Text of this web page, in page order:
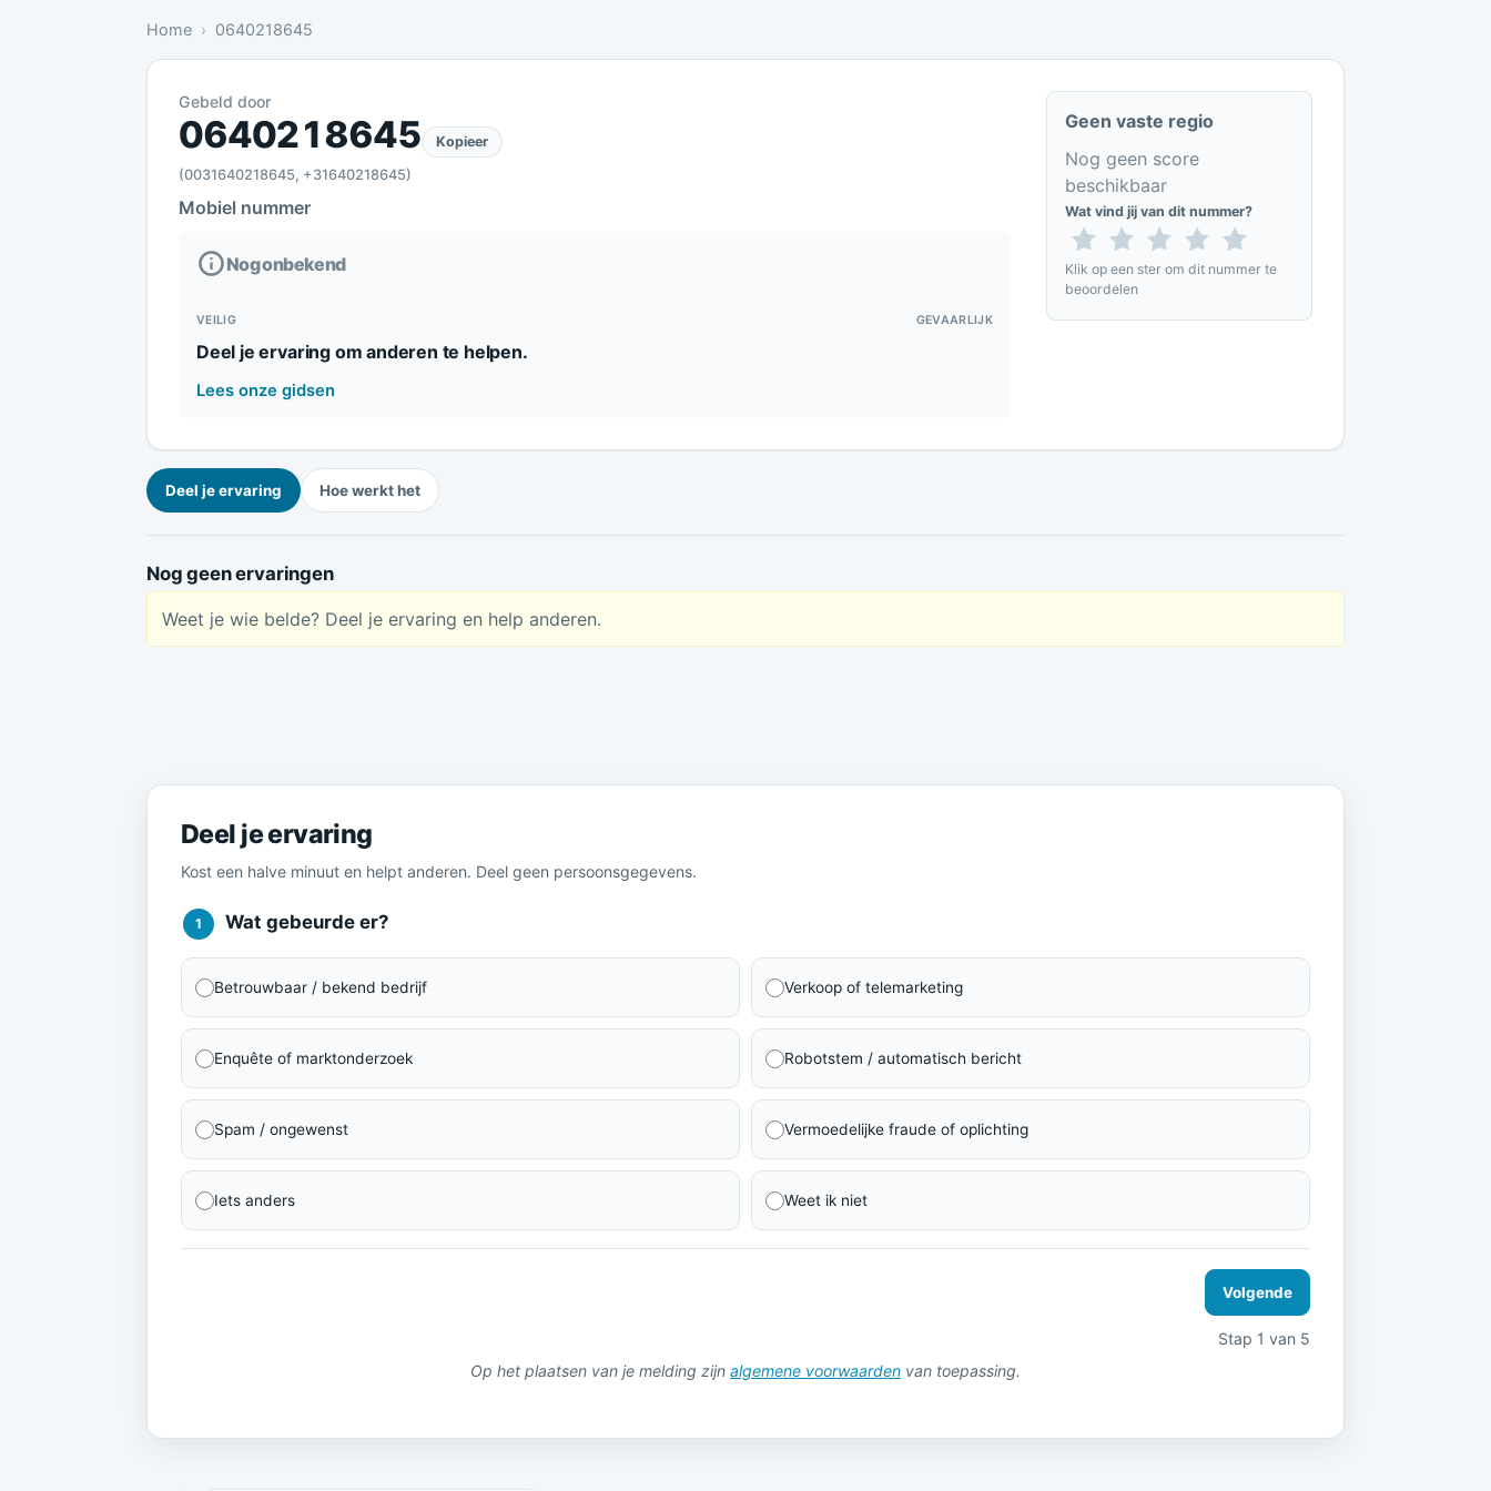
Home 0640218645
Nog onbekend: Nog geen meldingen over dit nummer
Gebeld door
0640218645
(0031640218645, +31640218645)
Kopieer
Mobiel nummer
Nog onbekend
VEILIG GEVAARLIJK
Deel je ervaring om anderen te helpen.
Lees onze gidsen
Geen vaste regio
Nog geen score
beschikbaar
Wat vind jij van dit nummer?
Klik op een ster om dit nummer te
beoordelen
Deel je ervaring Hoe werkt het
Nog geen ervaringen
Weet je wie belde? Deel je ervaring en help anderen.
Deel je ervaring
Kost een halve minuut en helpt anderen. Deel geen persoonsgegevens.
1 Wat gebeurde er?
Betrouwbaar / bekend bedrijf Verkoop of telemarketing
Enquête of marktonderzoek Robotstem / automatisch bericht
Spam / ongewenst Vermoedelijke fraude of oplichting
Iets anders Weet ik niet
Volgende
Stap 1 van 5
Op het plaatsen van je melding zijn algemene voorwaarden van toepassing.